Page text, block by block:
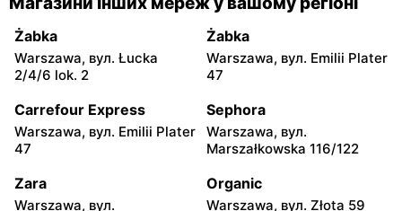
Żabka
Łódź, вул. Żurawia 14
Żabka
Warszawa, вул. Żurawia 18
Żabka
35
Żabka
104
Żabka
Grzybowska 2
Żabka
Żabka
Warszawa, вул. Łucka
2/4/6 lok. 2
Żabka
Warszawa, вул. Emilii Plater
47
Carrefour Express
Warszawa, вул. Emilii Plater
47
Sephora
Warszawa, вул.
Marszałkowska 116/122
Zara
Warszawa, вул.
Organic
Warszawa, вул. Złota 59